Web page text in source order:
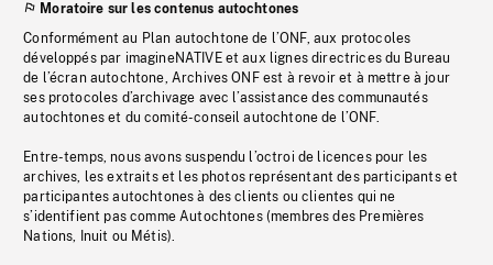
Moratoire sur les contenus autochtones
Conformément au Plan autochtone de l’ONF, aux protocoles
développés par imagineNATIVE et aux lignes directrices du Bureau
de l’écran autochtone, Archives ONF est à revoir et à mettre à jour
ses protocoles d’archivage avec l’assistance des communautés
autochtones et du comité-conseil autochtone de l’ONF.
Entre-temps, nous avons suspendu l’octroi de licences pour les
archives, les extraits et les photos représentant des participants et
participantes autochtones à des clients ou clientes qui ne
s’identifient pas comme Autochtones (membres des Premières
Nations, Inuit ou Métis).